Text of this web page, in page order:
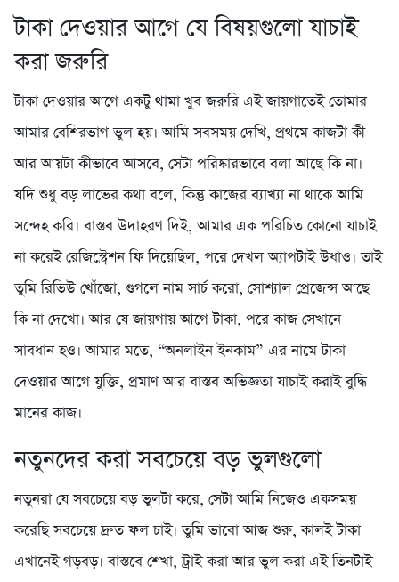
টাকা দেওয়ার আগে যে বিষয়গুলো যাচাই
করা জরুরি
টাকা দেওয়ার আগে একটু থামা খুব জরুরি এই জায়গাতেই তোমার
আমার বেশিরভাগ ভুল হয়। আমি সবসময় দেখি, প্রথমে কাজটা কী
আর আয়টা কীভাবে আসবে, সেটা পরিষ্কারভাবে বলা আছে কি না।
যদি শুধু বড় লাভের কথা বলে, কিন্তু কাজের ব্যাখ্যা না থাকে আমি
সন্দেহ করি। বাস্তব উদাহরণ দিই, আমার এক পরিচিত কোনো যাচাই
না করেই রেজিস্ট্রেশন ফি দিয়েছিল, পরে দেখল অ্যাপটাই উধাও। তাই
তুমি রিভিউ খোঁজো, গুগলে নাম সার্চ করো, সোশ্যাল প্রেজেন্স আছে
কি না দেখো। আর যে জায়গায় আগে টাকা, পরে কাজ সেখানে
সাবধান হও। আমার মতে, “অনলাইন ইনকাম” এর নামে টাকা
দেওয়ার আগে যুক্তি, প্রমাণ আর বাস্তব অভিজ্ঞতা যাচাই করাই বুদ্ধি
মানের কাজ।
নতুনদের করা সবচেয়ে বড় ভুলগুলো
নতুনরা যে সবচেয়ে বড় ভুলটা করে, সেটা আমি নিজেও একসময়
করেছি সবচেয়ে দ্রুত ফল চাই। তুমি ভাবো আজ শুরু, কালই টাকা
এখানেই গড়বড়। বাস্তবে শেখা, ট্রাই করা আর ভুল করা এই তিনটাই